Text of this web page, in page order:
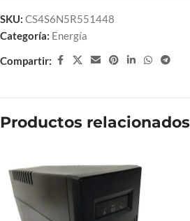
SKU: CS4S6N5R551448
Categoría: Energía
Compartir:
Productos relacionados